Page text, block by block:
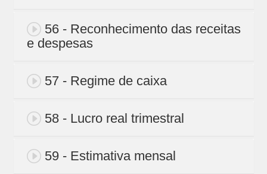
56 - Reconhecimento das receitas
e despesas
57 - Regime de caixa
58 - Lucro real trimestral
59 - Estimativa mensal